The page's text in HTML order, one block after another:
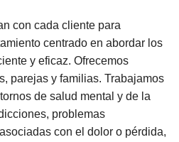
con cada cliente para
centrado en abordar los
y eficaz. Ofrecemos
parejas y familias. Trabajamos
de salud mental y de la
problemas
con el dolor o pérdida,